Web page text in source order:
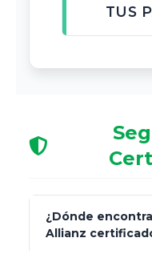
TUS
¿Dónde
Allianz